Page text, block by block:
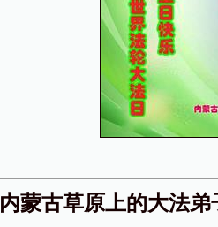
内蒙古草原上的大法